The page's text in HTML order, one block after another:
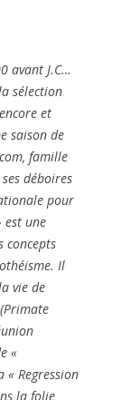
avant J.C…
sélection
et
saison de
famille
déboires
pour
est une
concepts
Il
vie de
«
Regression
la folie